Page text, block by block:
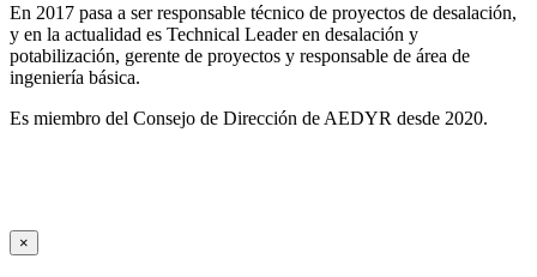
En 2017 pasa a ser responsable técnico de proyectos de desalación,
y en la actualidad es Technical Leader en desalación y
potabilización, gerente de proyectos y responsable de área de
ingeniería básica.
Es miembro del Consejo de Dirección de AEDYR desde 2020.
×